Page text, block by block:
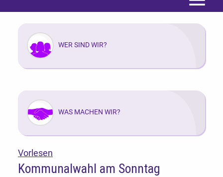
Menü
WER SIND WIR?
WAS MACHEN WIR?
Vorlesen
Kommunalwahl am Sonntag